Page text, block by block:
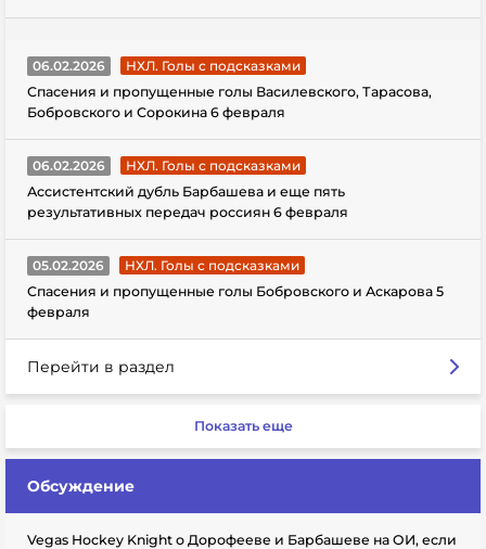
06.02.2026
НХЛ. Голы с подсказками
Спасения и пропущенные голы Василевского, Тарасова,
Бобровского и Сорокина 6 февраля
06.02.2026
НХЛ. Голы с подсказками
Ассистентский дубль Барбашева и еще пять
результативных передач россиян 6 февраля
05.02.2026
НХЛ. Голы с подсказками
Спасения и пропущенные голы Бобровского и Аскарова 5
февраля
Перейти в раздел
Показать еще
Обсуждение
Vegas Hockey Knight о Дорофееве и Барбашеве на ОИ, если